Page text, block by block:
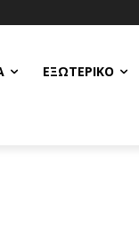
ΕΞΩΤΕΡΙΚΌ